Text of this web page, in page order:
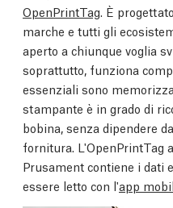
OpenPrintTag. È
marche e tutti gli
aperto a chiunque voglia
soprattutto, funziona
essenziali sono
stampante è in grado di
bobina, senza dipendere
fornitura. L'OpenPrintTag
Prusament contiene i dati
essere letto con l'app